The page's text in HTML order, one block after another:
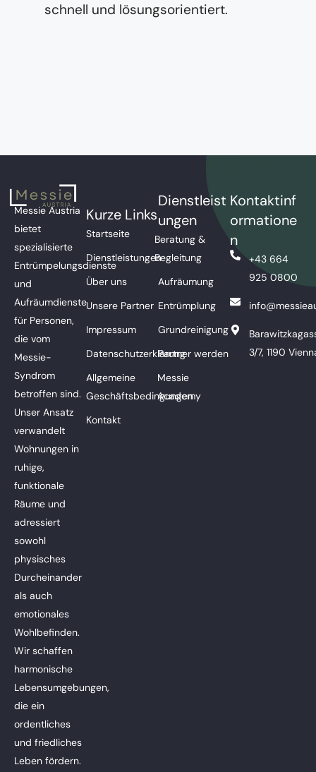
schnell und lösungsorientiert.
Messie Austria
bietet
spezialisierte
Entrümpelungsdienste
und
Aufräumdienste
für Personen,
die vom
Messie-
Syndrom
betroffen sind.
Unser Ansatz
verwandelt
Wohnungen in
ruhige,
funktionale
Räume und
adressiert
sowohl
physisches
Durcheinander
als auch
emotionales
Wohlbefinden.
Wir schaffen
harmonische
Lebensumgebungen,
die ein
ordentliches
und friedliches
Leben fördern.
Kurze Links
Startseite
Dienstleistungen
Über uns
Unsere Partner
Impressum
Datenschutzerklärung
Allgemeine
Geschäftsbedingungen
Kontakt
Dienstleist
ungen
Beratung &
Begleitung
Aufräumung
Entrümplung
Grundreinigung
Partner werden
Messie
Academy
Kontaktinf
ormatione
n
+43 664
925 0800
3/7, 1190